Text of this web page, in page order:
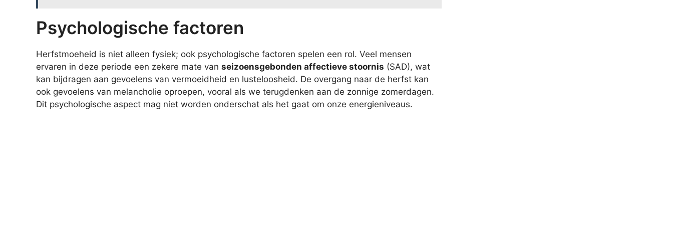
Psychologische factoren
Herfstmoeheid is niet alleen fysiek; ook psychologische factoren spelen een rol. Veel mensen
ervaren in deze periode een zekere mate van seizoensgebonden affectieve stoornis (SAD), wat
kan bijdragen aan gevoelens van vermoeidheid en lusteloosheid. De overgang naar de herfst kan
ook gevoelens van melancholie oproepen, vooral als we terugdenken aan de zonnige zomerdagen.
Dit psychologische aspect mag niet worden onderschat als het gaat om onze energieniveaus.